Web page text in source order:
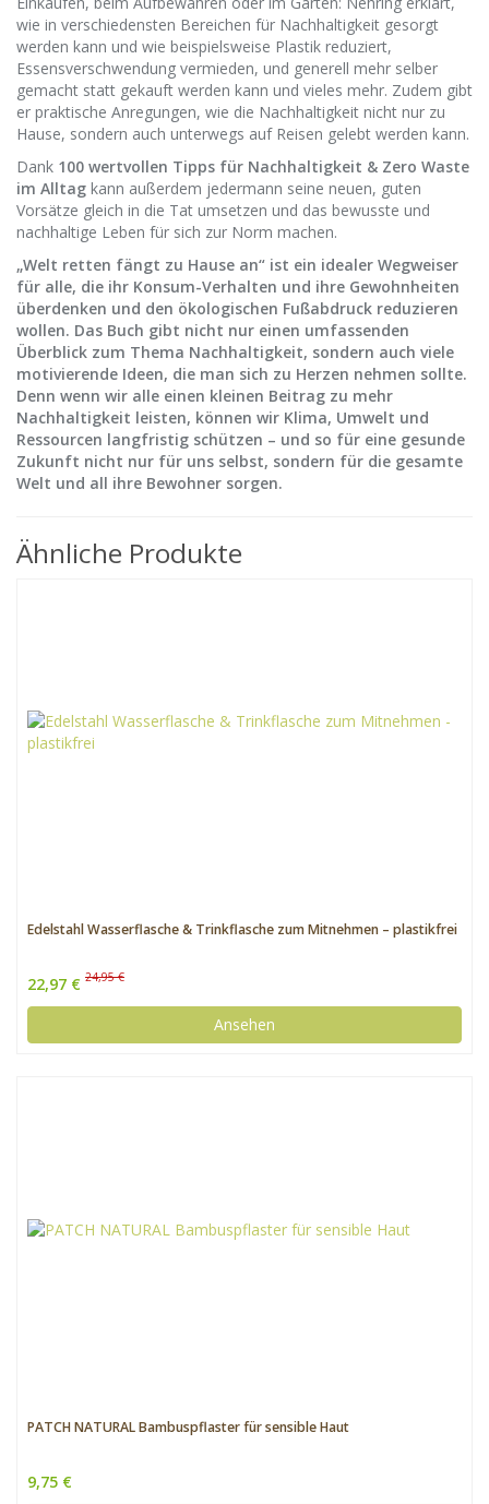
wie in verschiedensten Bereichen für Nachhaltigkeit gesorgt
werden kann und wie beispielsweise Plastik reduziert,
Essensverschwendung vermieden, und generell mehr selber
gemacht statt gekauft werden kann und vieles mehr. Zudem gibt
er praktische Anregungen, wie die Nachhaltigkeit nicht nur zu
Hause, sondern auch unterwegs auf Reisen gelebt werden kann.
Dank 100 wertvollen Tipps für Nachhaltigkeit & Zero Waste
im Alltag kann außerdem jedermann seine neuen, guten
Vorsätze gleich in die Tat umsetzen und das bewusste und
nachhaltige Leben für sich zur Norm machen.
„Welt retten fängt zu Hause an“ ist ein idealer Wegweiser
für alle, die ihr Konsum-Verhalten und ihre Gewohnheiten
überdenken und den ökologischen Fußabdruck reduzieren
wollen. Das Buch gibt nicht nur einen umfassenden
Überblick zum Thema Nachhaltigkeit, sondern auch viele
motivierende Ideen, die man sich zu Herzen nehmen sollte.
Denn wenn wir alle einen kleinen Beitrag zu mehr
Nachhaltigkeit leisten, können wir Klima, Umwelt und
Ressourcen langfristig schützen – und so für eine gesunde
Zukunft nicht nur für uns selbst, sondern für die gesamte
Welt und all ihre Bewohner sorgen.
Ähnliche Produkte
Edelstahl Wasserflasche & Trinkflasche zum Mitnehmen – plastikfrei
22,97 € 24,95 €
Ansehen
PATCH NATURAL Bambuspflaster für sensible Haut
9,75 €